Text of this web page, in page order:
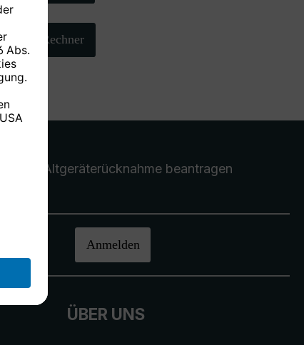
AZ/EL-Rechner
Altgeräterücknahme beantragen
Anmelden
ÜBER UNS